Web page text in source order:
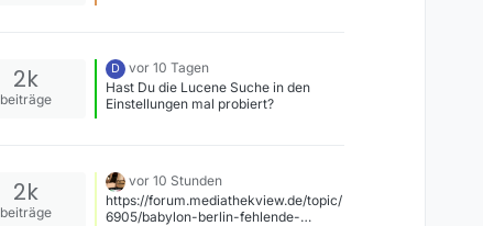
2k
beiträge
D
vor 10 Tagen
Hast Du die Lucene Suche in den
Einstellungen mal probiert?
2k
beiträge
vor 10 Stunden
https://forum.mediathekview.de/topic/
6905/babylon-berlin-fehlende-